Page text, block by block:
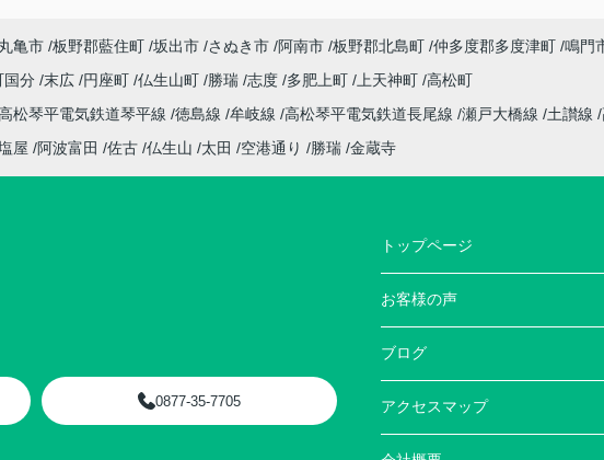
丸亀市 板野郡藍住町 坂出市 さぬき市 阿南市 板野郡北島町 仲多度郡多度津町 鳴門
国分 末広 円座町 仏生山町 勝瑞 志度 多肥上町 上天神町 高松町
松琴平電気鉄道琴平線 徳島線 牟岐線 高松琴平電気鉄道長尾線 瀬戸大橋線 土讃線
屋 阿波富田 佐古 仏生山 太田 空港通り 勝瑞 金蔵寺
0877-35-7705
トップページ
お客様の声
ブログ
アクセスマップ